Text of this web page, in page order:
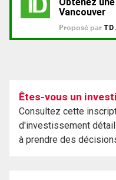
Êtes-vous un
Consultez cette
d'investissement
à prendre des